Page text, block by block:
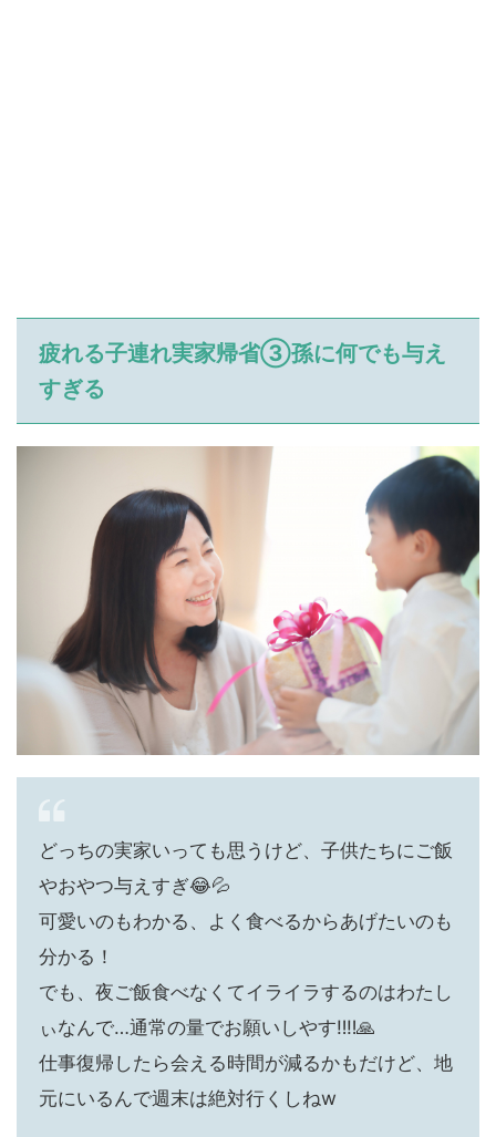
疲れる子連れ実家帰省③孫に何でも与え
すぎる
どっちの実家いっても思うけど、子供たちにご飯
やおやつ与えすぎ😂💦
可愛いのもわかる、よく食べるからあげたいのも
分かる！
でも、夜ご飯食べなくてイライラするのはわたし
ぃなんで…通常の量でお願いしやす‼️‼️🙏
仕事復帰したら会える時間が減るかもだけど、地
元にいるんで週末は絶対行くしねw